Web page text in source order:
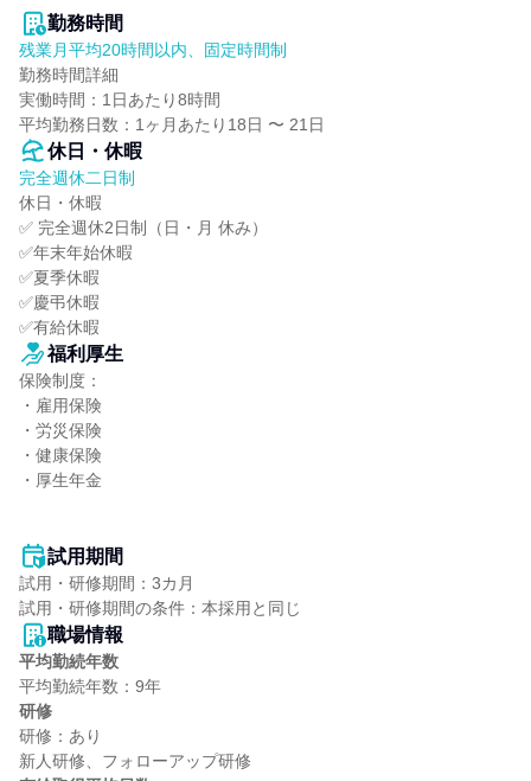
勤務時間
残業月平均20時間以内、固定時間制
勤務時間詳細
実働時間：1日あたり8時間
平均勤務日数：1ヶ月あたり18日 〜 21日
休日・休暇
完全週休二日制
休日・休暇
✅ 完全週休2日制（日・月 休み）
✅年末年始休暇
✅夏季休暇
✅慶弔休暇
✅有給休暇
福利厚生
保険制度：
・雇用保険
・労災保険
・健康保険
・厚生年金
試用期間
試用・研修期間：3カ月
職場情報
平均勤続年数
研修
研修：あり